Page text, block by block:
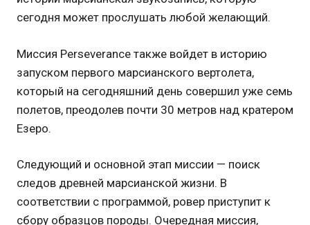
сегодня может прослушать любой желающий.
Миссия Perseverance также войдет в историю
запуском первого марсианского вертолета,
который на сегодняшний день совершил уже семь
полетов, преодолев почти 30 метров над кратером
Езеро.
Следующий и основной этап миссии — поиск
следов древней марсианской жизни. В
соответствии с программой, ровер приступит к
сбору образцов породы. Очередная миссия,